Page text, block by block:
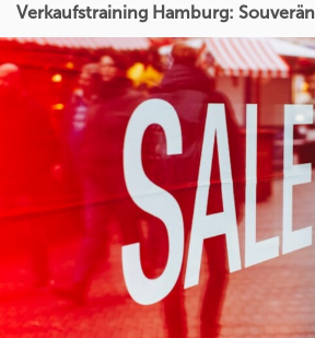
Verkaufstraining Hamburg: